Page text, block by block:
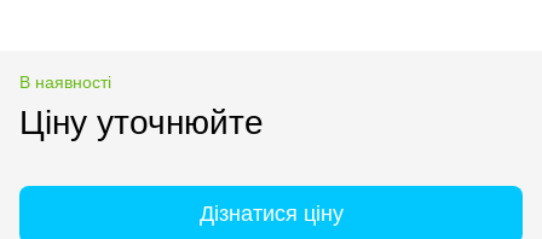
В наявності
Ціну уточнюйте
Дізнатися ціну